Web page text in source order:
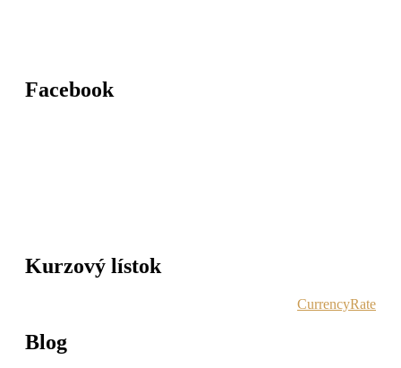
Facebook
Kurzový lístok
CurrencyRate
Blog